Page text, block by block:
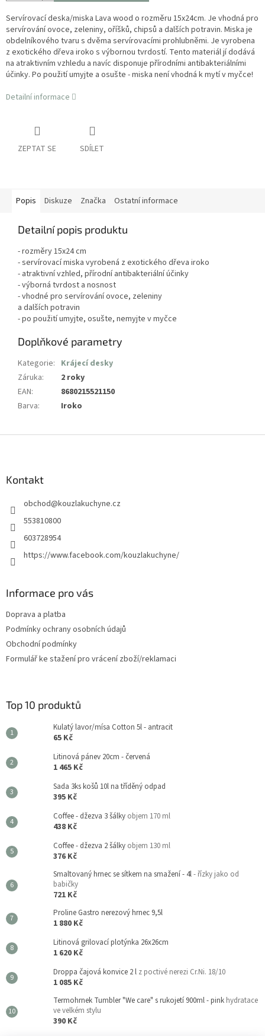
Servírovací deska/miska Lava wood o rozměru 15x24cm. Je vhodná pro
servírování ovoce, zeleniny, oříšků, chipsů a dalších potravin. Miska je
obdelníkového tvaru s dvěma servírovacími prohlubněmi. Je vyrobena
z exotického dřeva iroko s výbornou tvrdostí. Tento materiál jí dodává
na atraktivním vzhledu a navíc disponuje přírodními antibakteriálními
účinky. Po použití umyjte a osušte - miska není vhodná k mytí v myčce!
Detailní informace
ZEPTAT SE SDÍLET
Popis Diskuze Značka Ostatní informace
Detailní popis produktu
- rozměry 15x24 cm
- servírovací miska vyrobená z exotického dřeva iroko
- atraktivní vzhled, přírodní antibakteriální účinky
- výborná tvrdost a nosnost
- vhodné pro servírování ovoce, zeleniny
a dalších potravin
- po použití umyjte, osušte, nemyjte v myčce
Doplňkové parametry
Kategorie: Krájecí desky
Záruka:
2 roky
EAN:
8680215521150
Barva: Iroko
Kontakt
obchod@kouzlakuchyne.cz
553810800
603728954
https://www.facebook.com/kouzlakuchyne/
Informace pro vás
Doprava a platba
Podmínky ochrany osobních údajů
Obchodní podmínky
Formulář ke stažení pro vrácení zboží/reklamaci
Top 10 produktů
Kulatý lavor/mísa Cotton 5l - antracit
65 Kč
Litinová pánev 20cm - červená
1 465 Kč
Sada 3ks košů 10l na tříděný odpad
395 Kč
Coffee - džezva 3 šálky objem 170 ml
438 Kč
Coffee - džezva 2 šálky objem 130 ml
376 Kč
Smaltovaný hrnec se sítkem na smažení - 4l- řízky jako od
babičky
721 Kč
Proline Gastro nerezový hrnec 9,5l
1 880 Kč
Litinová grilovací plotýnka 26x26cm
1 620 Kč
Droppa čajová konvice 2 l z poctivé nerezi Cr.Ni. 18/10
1 085 Kč
Termohrnek Tumbler "We care" s rukojetí 900ml - pink hydratace
ve velkém stylu
390 Kč